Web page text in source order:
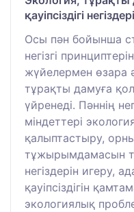
қауіпсіздігі негіздері
Осы пән бойынша
негізгі
жүйелермен өзара
тұрақты дамуға қол
үйренеді. Пәннің
міндеттері
қалыптастыру,
тұжырымдамасын
негіздерін игеру,
қауіпсіздігін
экологиялық